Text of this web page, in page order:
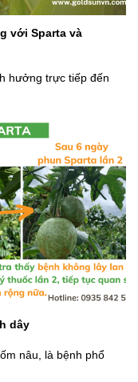
với Sparta và
hưởng trực tiếp đến
dây
nâu, là bệnh phổ